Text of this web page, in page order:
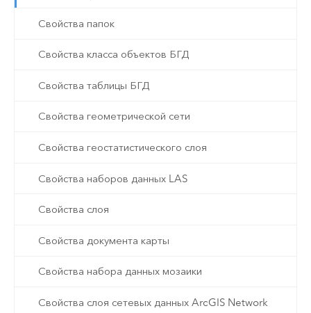
Свойства папок
Свойства класса объектов БГД
Свойства таблицы БГД
Свойства геометрической сети
Свойства геостатистического слоя
Свойства наборов данных LAS
Свойства слоя
Свойства документа карты
Свойства набора данных мозаики
Свойства слоя сетевых данных ArcGIS Network